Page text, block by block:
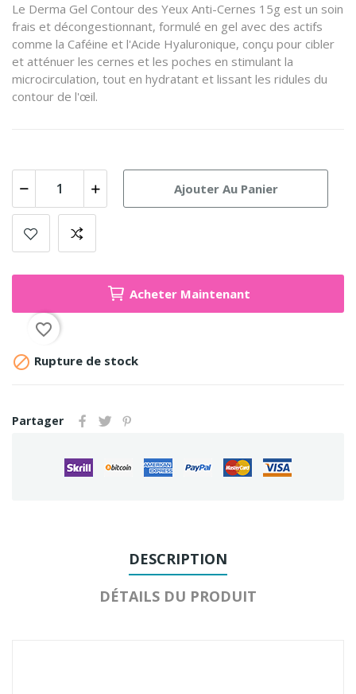
Le Derma Gel Contour des Yeux Anti-Cernes 15g est un soin
frais et décongestionnant, formulé en gel avec des actifs
comme la Caféine et l'Acide Hyaluronique, conçu pour cibler
et atténuer les cernes et les poches en stimulant la
microcirculation, tout en hydratant et lissant les ridules du
contour de l'œil.
Ajouter Au Panier
Acheter Maintenant
favorite_border
 Rupture de stock
Partager
DESCRIPTION
DÉTAILS DU PRODUIT